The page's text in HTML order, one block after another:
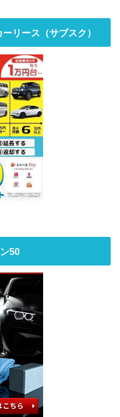
リース（サブスク）
50